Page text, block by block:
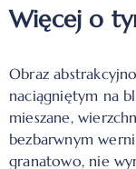
Więcej o
Obraz
naciągniętym na
mieszane,
bezbarwnym
granatowo, nie